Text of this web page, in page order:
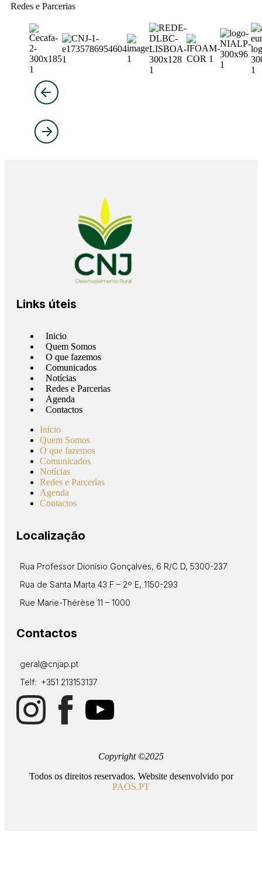
Redes e Parcerias
Links úteis
Inicio
Quem Somos
O que fazemos
Comunicados
Notícias
Redes e Parcerias
Agenda
Contactos
Inicio
Quem Somos
O que fazemos
Comunicados
Notícias
Redes e Parcerias
Agenda
Contactos
Localização
Rua Professor Dionísio Gonçalves, 6 R/C D, 5300-237
Rua de Santa Marta 43 F – 2º E, 1150-293
Rue Marie-Thérèse 11 – 1000
Contactos
geral@cnjap.pt
Telf: +351 213153137
Copyright ©2025
Todos os direitos reservados. Website desenvolvido por
PAOS.PT